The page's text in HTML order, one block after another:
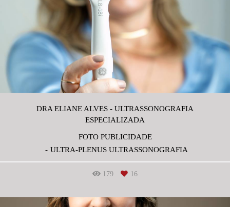
DRA ELIANE ALVES - ULTRASSONOGRAFIA
ESPECIALIZADA
FOTO PUBLICIDADE
ULTRA-PLENUS ULTRASSONOGRAFIA
179 16